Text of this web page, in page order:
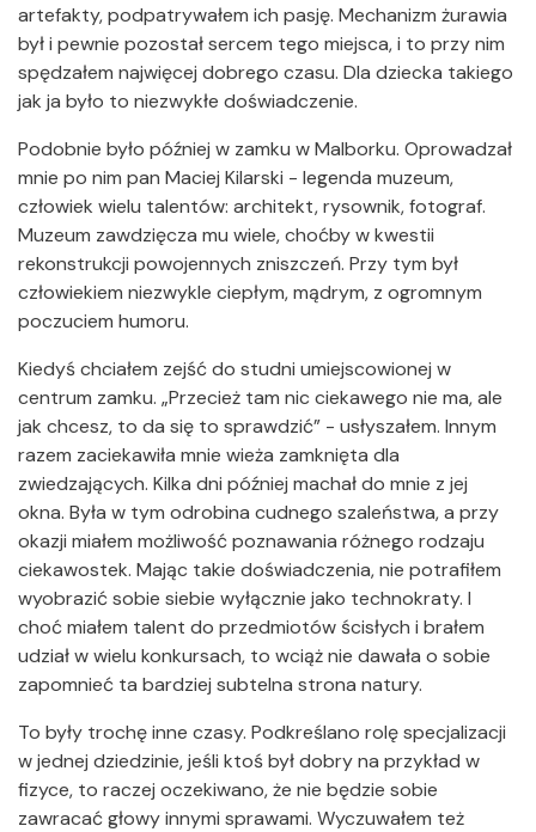
artefakty, podpatrywałem ich pasję. Mechanizm żurawia
był i pewnie pozostał sercem tego miejsca, i to przy nim
spędzałem najwięcej dobrego czasu. Dla dziecka takiego
jak ja było to niezwykłe doświadczenie.
Podobnie było później w zamku w Malborku. Oprowadzał
mnie po nim pan Maciej Kilarski - legenda muzeum,
człowiek wielu talentów: architekt, rysownik, fotograf.
Muzeum zawdzięcza mu wiele, choćby w kwestii
rekonstrukcji powojennych zniszczeń. Przy tym był
człowiekiem niezwykle ciepłym, mądrym, z ogromnym
poczuciem humoru.
Kiedyś chciałem zejść do studni umiejscowionej w
centrum zamku. „Przecież tam nic ciekawego nie ma, ale
jak chcesz, to da się to sprawdzić” - usłyszałem. Innym
razem zaciekawiła mnie wieża zamknięta dla
zwiedzających. Kilka dni później machał do mnie z jej
okna. Była w tym odrobina cudnego szaleństwa, a przy
okazji miałem możliwość poznawania różnego rodzaju
ciekawostek. Mając takie doświadczenia, nie potrafiłem
wyobrazić sobie siebie wyłącznie jako technokraty. I
choć miałem talent do przedmiotów ścisłych i brałem
udział w wielu konkursach, to wciąż nie dawała o sobie
zapomnieć ta bardziej subtelna strona natury.
To były trochę inne czasy. Podkreślano rolę specjalizacji
w jednej dziedzinie, jeśli ktoś był dobry na przykład w
fizyce, to raczej oczekiwano, że nie będzie sobie
zawracać głowy innymi sprawami. Wyczuwałem też